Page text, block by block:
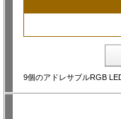
9個のアドレサブルRGB